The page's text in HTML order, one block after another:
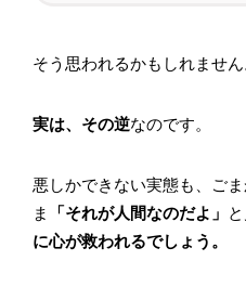
そう思われるかもしれません
実は、その逆なのです。
悪しかできない実態も、ご
ま
「それが人間なのだよ」
に心が救われるでしょう。